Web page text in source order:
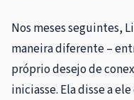
Nos meses seguintes,
maneira diferente –
próprio desejo de
iniciasse. Ela disse a